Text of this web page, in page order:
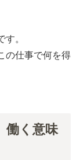
す。
の仕事で何を得
働く意味